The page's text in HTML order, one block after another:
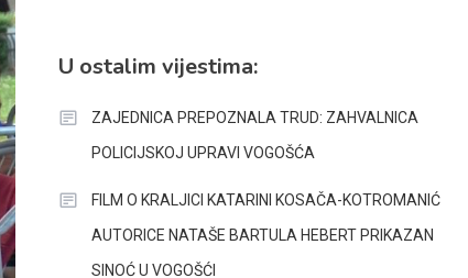
U ostalim vijestima:
ZAJEDNICA PREPOZNALA TRUD: ZAHVALNICA
POLICIJSKOJ UPRAVI VOGOŠĆA
FILM O KRALJICI KATARINI KOSAČA-KOTROMANIĆ
AUTORICE NATAŠE BARTULA HEBERT PRIKAZAN
SINOĆ U VOGOŠĆI